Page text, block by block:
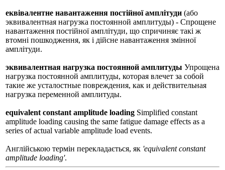
еквівалентне навантаження постійної амплітуди (або
эквивалентная нагрузка постоянной амплитуды) - Спрощене
навантаження постійної амплітуди, що спричиняє такі ж
втомні пошкодження, як і дійсне навантаження змінної
амплітуди.
эквивалентная нагрузка постоянной амплитуды Упрощена
нагрузка постоянной амплитуды, которая влечет за собой
такие же усталостные повреждения, как и действительная
нагрузка переменной амплитуды.
equivalent constant amplitude loading Simplified constant
amplitude loading causing the same fatigue damage effects as a
series of actual variable amplitude load events.
Англійською термін перекладається, як 'equivalent constant
amplitude loading'.